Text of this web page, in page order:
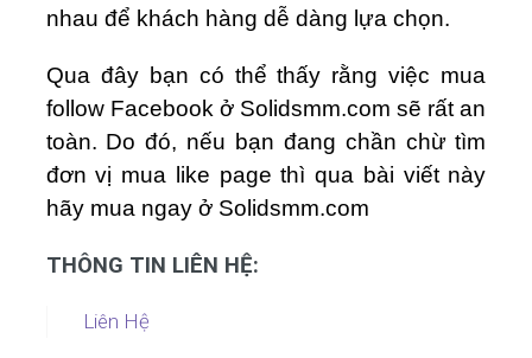
nhau để khách hàng dễ dàng lựa chọn.
Qua đây bạn có thể thấy rằng việc mua
follow Facebook ở Solidsmm.com sẽ rất an
toàn. Do đó, nếu bạn đang chần chừ tìm
đơn vị mua like page thì qua bài viết này
hãy mua ngay ở Solidsmm.com
THÔNG TIN LIÊN HỆ:
Liên Hệ